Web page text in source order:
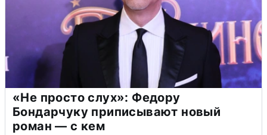
«Не просто слух»: Федору
Бондарчуку приписывают новый
роман — с кем